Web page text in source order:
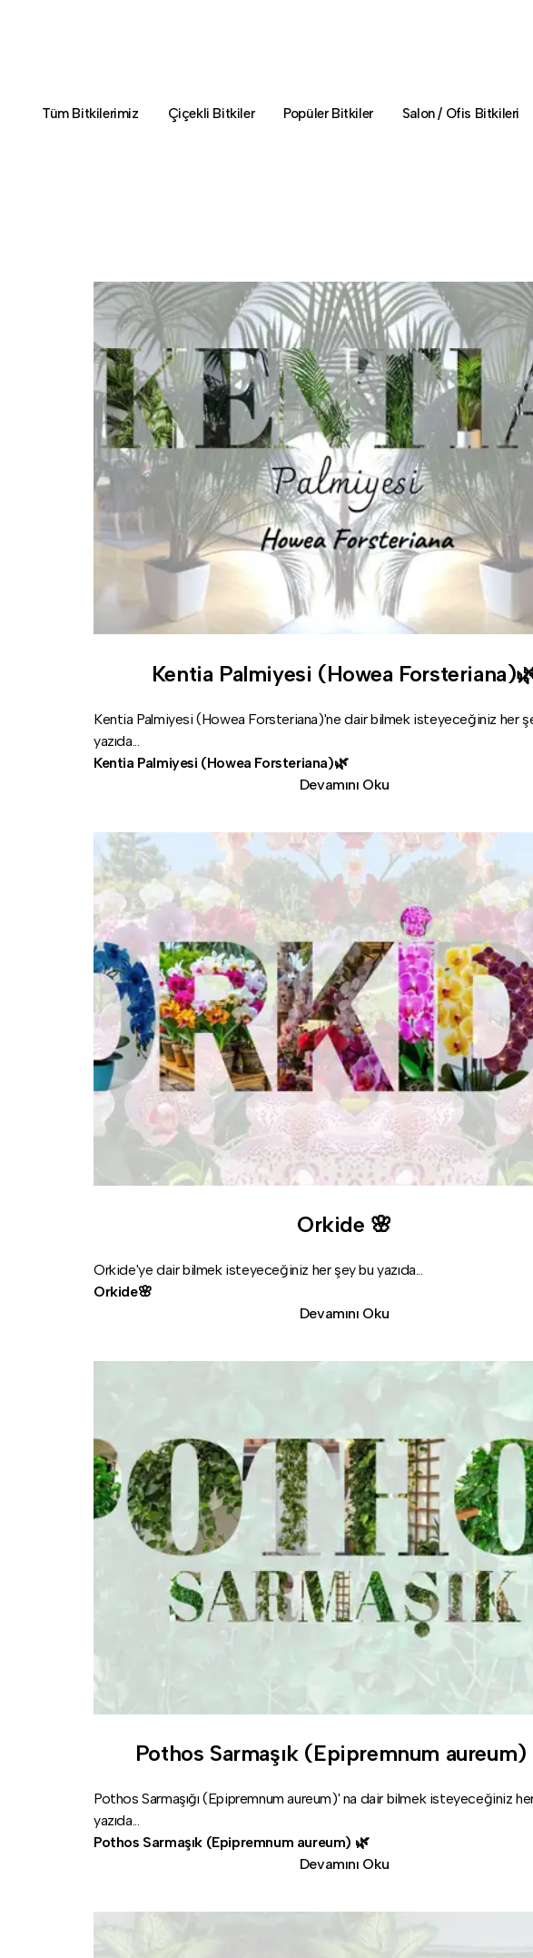
Tüm Bitkilerimiz Çiçekli Bitkiler Popüler Bitkiler Salon / Ofis Bitkileri
Kentia Palmiyesi (Howea
Kentia Palmiyesi (Howea Forsteriana)'ne dair bilmek isteyeceğiniz her
yazıda...
Kentia Palmiyesi (Howea Forsteriana)🌿
Devamını Oku
Orkide 🌸
Orkide'ye dair bilmek isteyeceğiniz her şey bu yazıda...
Orkide🌸
Devamını Oku
Pothos Sarmaşık (Epipremnum aureum)
Pothos Sarmaşığı (Epipremnum aureum)' na dair bilmek isteyeceğiniz
yazıda...
Pothos Sarmaşık (Epipremnum aureum) 🌿
Devamını Oku